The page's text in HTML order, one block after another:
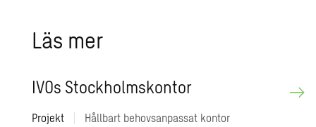
Läs mer
IVOs Stock­holms­kon­tor
Projekt Hållbart behovsanpassat kontor